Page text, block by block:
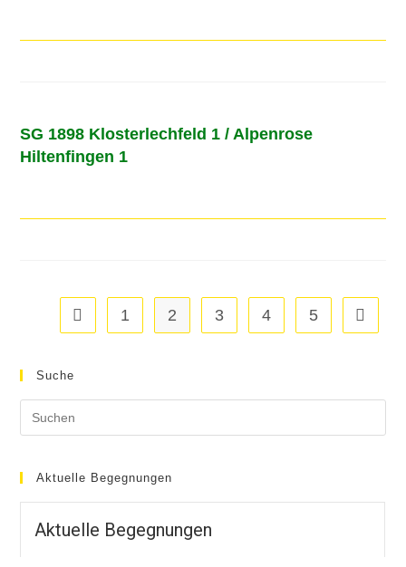
SG 1898 Klosterlechfeld 1 / Alpenrose
Hiltenfingen 1
1 2 3 4 5
Suche
Aktuelle Begegnungen
Aktuelle Begegnungen